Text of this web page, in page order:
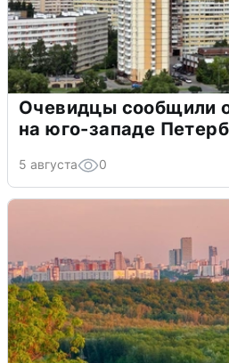
Очевидцы сообщили
на юго-западе
5 августа 0